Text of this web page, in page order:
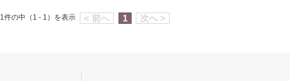
< 前へ 1 次へ >
1件の中（1 - 1）を表示